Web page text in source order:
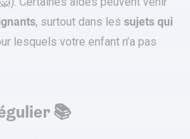
, surtout dans les sujets qui
lesquels votre enfant n’a pas
📚